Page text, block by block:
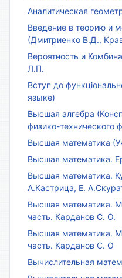
Аналитическая
Введение в теорию и
(Дмитриенко В.Д.,
Вероятность и
Л.П.
Вступ до
языке)
Высшая алгебра
физико-технического
Высшая математика
Высшая математика.
Высшая математика.
А.Кастрица, Е.
Высшая математика.
часть. Карданов С. О.
Высшая математика.
часть. Карданов С. О
Вычислительная